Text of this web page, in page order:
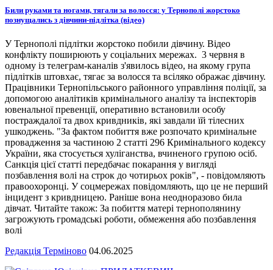
Били руками та ногами, тягали за волосся: у Тернополі жорстоко
познущались з дівчини-підлітка (відео)
У Тернополі підлітки жорстоко побили дівчину. Відео
конфлікту поширюють у соціальних мережах. 3 червня в
одному із телеграм-каналів з'явилось відео, на якому група
підлітків штовхає, тягає за волосся та всіляко ображає дівчину.
Працівники Тернопільського районного управління поліції, за
допомогою аналітиків кримінального аналізу та інспекторів
ювенальної превенції, оперативно встановили особу
постраждалої та двох кривдників, які завдали їй тілесних
ушкоджень. "За фактом побиття вже розпочато кримінальне
провадження за частиною 2 статті 296 Кримінального кодексу
України, яка стосується хуліганства, вчиненого групою осіб.
Санкція цієї статті передбачає покарання у вигляді
позбавлення волі на строк до чотирьох років", - повідомляють
правоохоронці. У соцмережах повідомляють, що це не перший
інцидент з кривдницею. Раніше вона неодноразово била
дівчат. Читайте також: За побиття матері тернополянину
загрожують громадські роботи, обмеження або позбавлення
волі
Редакція Терміново 04.06.2025